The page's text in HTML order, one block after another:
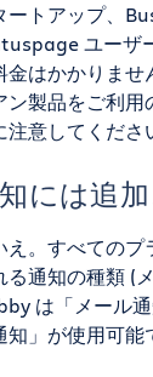
ートアップ、
ユーザ
金はかかりま
ン製品をご利
注意してくださ
には追
え。すべての
る通知の種類 (
は「メール
知」が使用可能